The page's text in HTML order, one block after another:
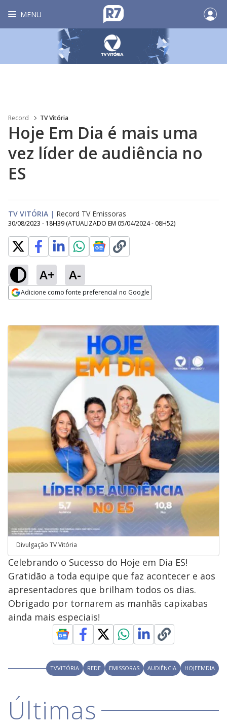
MENU
Record TV Vitória
Hoje Em Dia é mais uma
vez líder de audiência no
ES
TV VITÓRIA | Record TV Emissoras
30/08/2023 - 18H39 (ATUALIZADO EM 05/04/2024 - 08H52)
A+ A-
Adicione como fonte preferencial no Google
Divulgação TV Vitória
Celebrando o Sucesso do Hoje em Dia ES!
Gratidão a toda equipe que faz acontecer e aos
apresentadores que brilham todos os dias.
Obrigado por tornarem as manhãs capixabas
ainda mais especiais!
TVVITÓRIA REDE EMISSORAS AUDIÊNCIA HOJEEMDIA
Últimas